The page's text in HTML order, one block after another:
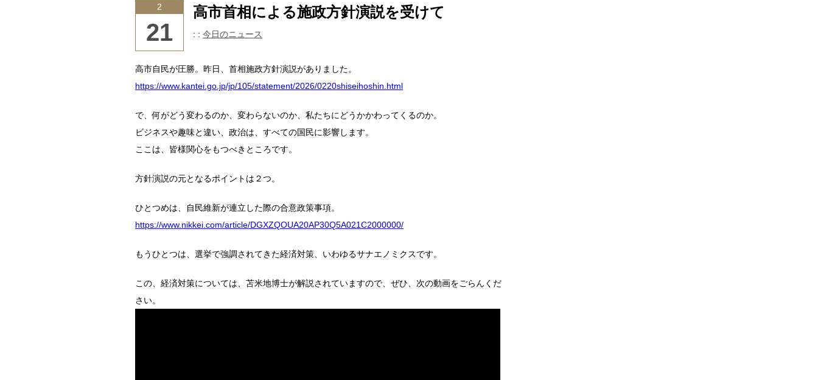
2
21
高市首相による施政方針演説を受けて
: : 今日のニュース
高市自民が圧勝。昨日、首相施政方針演説がありました。
https://www.kantei.go.jp/jp/105/statement/2026/0220shiseihoshin.html
で、何がどう変わるのか、変わらないのか、私たちにどうかかわってくるのか。
ビジネスや趣味と違い、政治は、すべての国民に影響します。
ここは、皆様関心をもつべきところです。
方針演説の元となるポイントは２つ。
ひとつめは、自民維新が連立した際の合意政策事項。
https://www.nikkei.com/article/DGXZQOUA20AP30Q5A021C2000000/
もうひとつは、選挙で強調されてきた経済対策、いわゆるサナエノミクスです。
この、経済対策については、苫米地博士が解説されていますので、ぜひ、次の動画をごらんくだ
さい。